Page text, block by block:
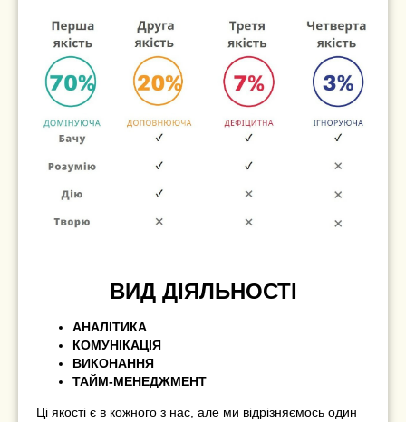
ВИД ДІЯЛЬНОСТІ
АНАЛІТИКА
КОМУНІКАЦІЯ
ВИКОНАННЯ
ТАЙМ-МЕНЕДЖМЕНТ
Ці якості є в кожного з нас, але ми відрізняємось один